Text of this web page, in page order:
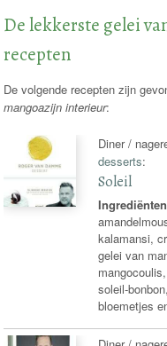
De lekkerste gelei
recepten
De volgende recepten zijn
mangoazijn interieur:
Diner /
desserts:
Soleil
kalamansi,
gelei van
soleil-
bloemetjes